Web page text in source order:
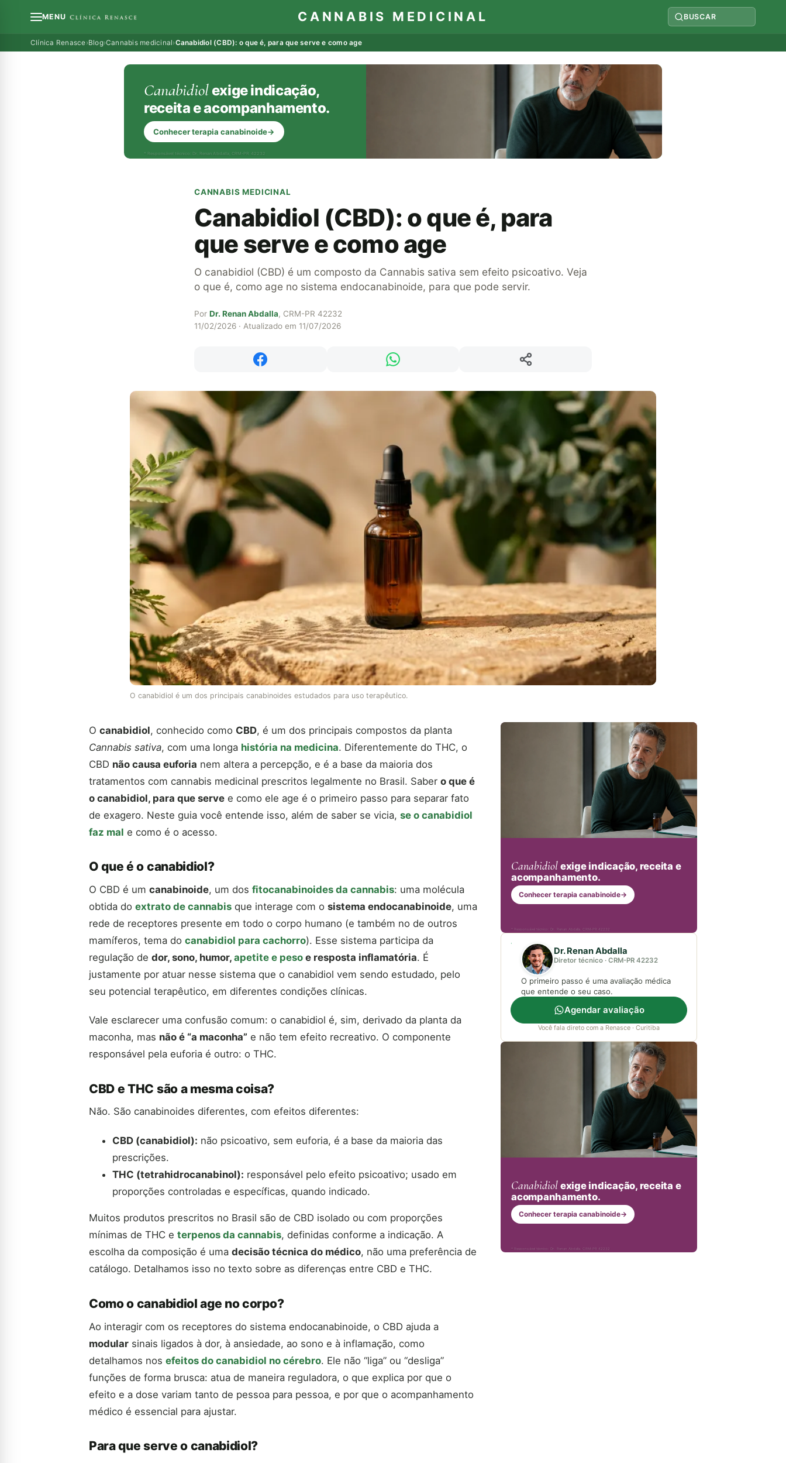
MENU CANNABIS MEDICINAL BUSCAR
Clínica Renasce›Blog›Cannabis medicinal›Canabidiol (CBD): o que é, para que serve e como age
Canabidiolexige indicação,
receita e acompanhamento.
Conhecer terapia canabinoide→
* Responsável técnico: Dr. Renan Abdalla, CRM-PR 42232
CANNABIS MEDICINAL
Canabidiol (CBD): o que é, para
que serve e como age
O canabidiol (CBD) é um composto da Cannabis sativa sem efeito psicoativo. Veja
o que é, como age no sistema endocanabinoide, para que pode servir.
Por Dr. Renan Abdalla, CRM-PR 42232
11/02/2026 · Atualizado em 11/07/2026
Compartilhar no FacebookCompartilhar no WhatsAppCompartilhar
O canabidiol é um dos principais canabinoides estudados para uso terapêutico.
O canabidiol, conhecido como CBD, é um dos principais compostos da planta
Cannabis sativa, com uma longa história na medicina. Diferentemente do THC, o
CBD não causa euforia nem altera a percepção, e é a base da maioria dos
tratamentos com cannabis medicinal prescritos legalmente no Brasil. Saber o que é
o canabidiol, para que serve e como ele age é o primeiro passo para separar fato
de exagero. Neste guia você entende isso, além de saber se vicia, se o canabidiol
faz mal e como é o acesso.
O que é o canabidiol?
O CBD é um canabinoide, um dos fitocanabinoides da cannabis: uma molécula
obtida do extrato de cannabis que interage com o sistema endocanabinoide, uma
rede de receptores presente em todo o corpo humano (e também no de outros
mamíferos, tema do canabidiol para cachorro). Esse sistema participa da
regulação de dor, sono, humor, apetite e peso e resposta inflamatória. É
justamente por atuar nesse sistema que o canabidiol vem sendo estudado, pelo
seu potencial terapêutico, em diferentes condições clínicas.
Vale esclarecer uma confusão comum: o canabidiol é, sim, derivado da planta da
maconha, mas não é “a maconha” e não tem efeito recreativo. O componente
responsável pela euforia é outro: o THC.
CBD e THC são a mesma coisa?
Não. São canabinoides diferentes, com efeitos diferentes:
CBD (canabidiol): não psicoativo, sem euforia, é a base da maioria das
prescrições.
THC (tetrahidrocanabinol): responsável pelo efeito psicoativo; usado em
proporções controladas e específicas, quando indicado.
Muitos produtos prescritos no Brasil são de CBD isolado ou com proporções
mínimas de THC e terpenos da cannabis, definidas conforme a indicação. A
escolha da composição é uma decisão técnica do médico, não uma preferência de
catálogo. Detalhamos isso no texto sobre as diferenças entre CBD e THC.
Como o canabidiol age no corpo?
Ao interagir com os receptores do sistema endocanabinoide, o CBD ajuda a
modular sinais ligados à dor, à ansiedade, ao sono e à inflamação, como
detalhamos nos efeitos do canabidiol no cérebro. Ele não “liga” ou “desliga”
funções de forma brusca: atua de maneira reguladora, o que explica por que o
efeito e a dose variam tanto de pessoa para pessoa, e por que o acompanhamento
médico é essencial para ajustar.
Para que serve o canabidiol?
Canabidiol exige indicação, receita e
acompanhamento.
Conhecer terapia canabinoide→
* Responsável técnico: Dr. Renan Abdalla, CRM-PR 42232
Dr. Renan Abdalla
Diretor técnico · CRM-PR 42232
O primeiro passo é uma avaliação médica
que entende o seu caso.
Agendar avaliação
Você fala direto com a Renasce · Curitiba
Canabidiol exige indicação, receita e
acompanhamento.
Conhecer terapia canabinoide→
* Responsável técnico: Dr. Renan Abdalla, CRM-PR 42232